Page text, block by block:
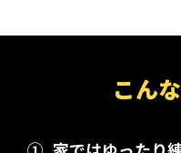
こん